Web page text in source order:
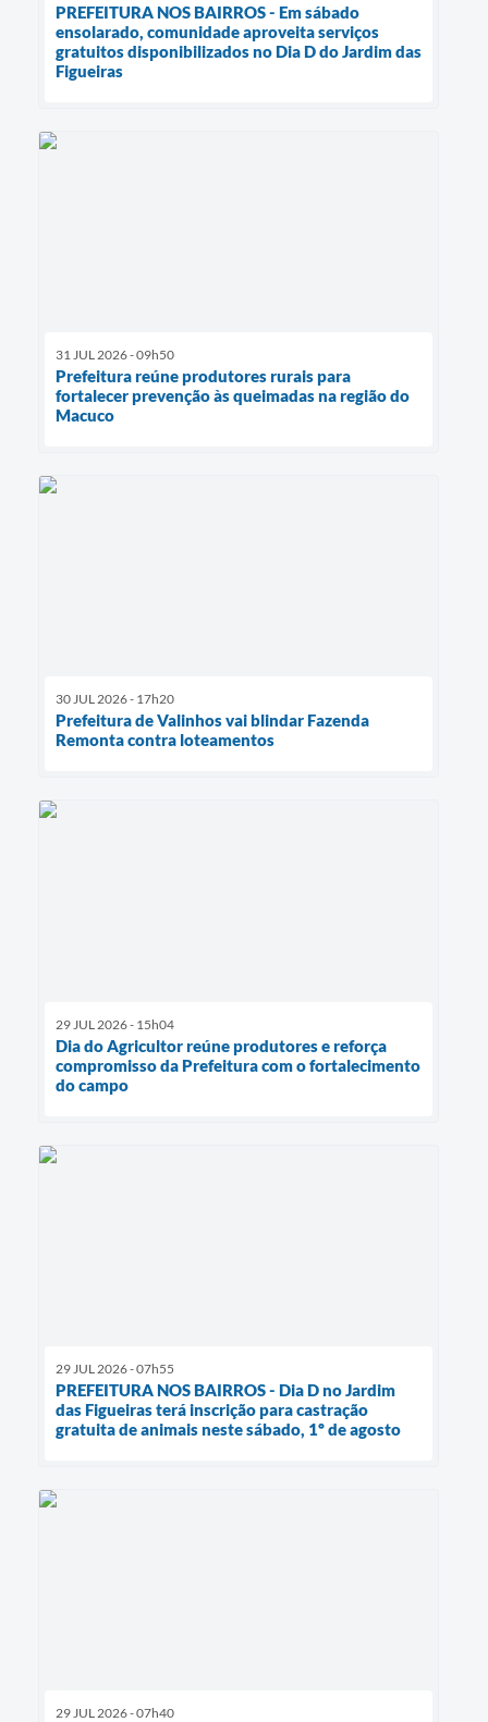
PREFEITURA NOS BAIRROS - Em sábado
ensolarado, comunidade aproveita serviços
gratuitos disponibilizados no Dia D do Jardim das
Figueiras
31 JUL 2026 - 09h50
Prefeitura reúne produtores rurais para
fortalecer prevenção às queimadas na região do
Macuco
30 JUL 2026 - 17h20
Prefeitura de Valinhos vai blindar Fazenda
Remonta contra loteamentos
29 JUL 2026 - 15h04
Dia do Agricultor reúne produtores e reforça
compromisso da Prefeitura com o fortalecimento
do campo
29 JUL 2026 - 07h55
PREFEITURA NOS BAIRROS - Dia D no Jardim
das Figueiras terá inscrição para castração
gratuita de animais neste sábado, 1º de agosto
29 JUL 2026 - 07h40